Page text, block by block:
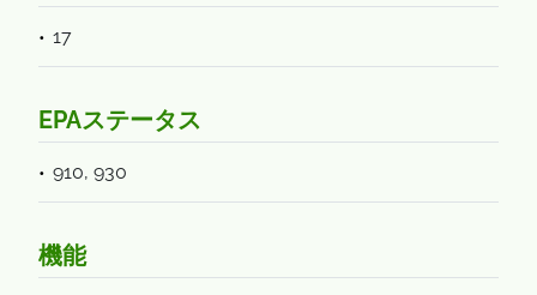
17
EPAステータス
910, 930
機能